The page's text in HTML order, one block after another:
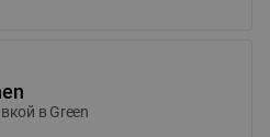
в Green